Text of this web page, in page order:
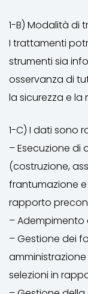
1-B) Modalità di
I trattamenti
strumenti sia
osservanza di
la sicurezza e la
1-C) I dati sono
– Esecuzione
(costruzione,
frantumazione
rapporto
– Adempimento
– Gestione dei
selezioni in